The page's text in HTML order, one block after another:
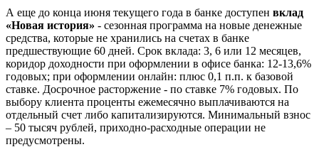
А еще до конца июня текущего года в банке доступен вклад
«Новая история» - сезонная программа на новые денежные
средства, которые не хранились на счетах в банке
предшествующие 60 дней. Срок вклада: 3, 6 или 12 месяцев,
коридор доходности при оформлении в офисе банка: 12-13,6%
годовых; при оформлении онлайн: плюс 0,1 п.п. к базовой
ставке. Досрочное расторжение - по ставке 7% годовых. По
выбору клиента проценты ежемесячно выплачиваются на
отдельный счет либо капитализируются. Минимальный взнос
– 50 тысяч рублей, приходно-расходные операции не
предусмотрены.